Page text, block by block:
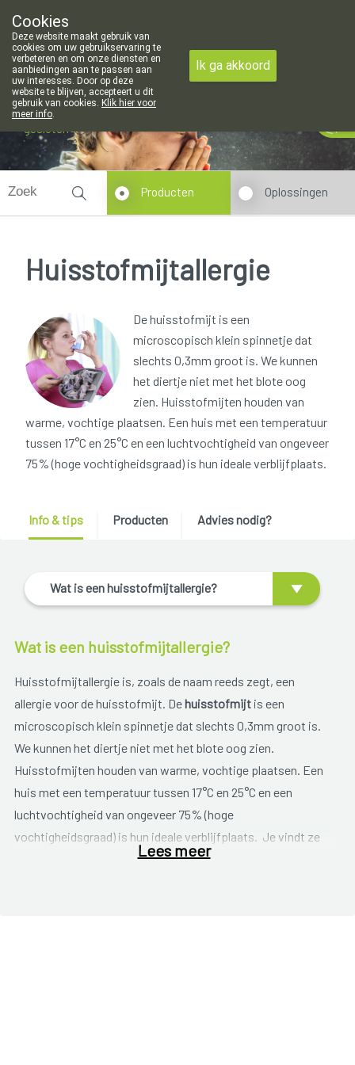
011/340400
gesloten
Producten Oplossingen
Huisstofmijtallergie
De huisstofmijt is een
microscopisch klein spinnetje dat
slechts 0,3mm groot is. We kunnen
het diertje niet met het blote oog
zien. Huisstofmijten houden van
warme, vochtige plaatsen. Een huis met een temperatuur
tussen 17°C en 25°C en een luchtvochtigheid van ongeveer
75% (hoge vochtigheidsgraad) is hun ideale verblijfplaats.
Info & tips Producten Advies nodig?
Wat is een huisstofmijtallergie?
Wat is een huisstofmijtallergie?
Huisstofmijtallergie is, zoals de naam reeds zegt, een
allergie voor de huisstofmijt. Dehuisstofmijtis een
microscopisch klein spinnetje dat slechts 0,3mm groot is.
We kunnen het diertje niet met het blote oog zien.
Huisstofmijten houden van warme, vochtige plaatsen. Een
huis met een temperatuur tussen 17°C en 25°C en een
luchtvochtigheid van ongeveer 75% (hoge
vochtigheidsgraad) is hun ideale verblijfplaats. Je vindt ze
dan ook in elk huis. Ze verschuilen zich het liefst in stoffen
Lees meer
Cookies
Deze website maakt gebruik van
cookies om uw gebruikservaring te
verbeteren en om onze diensten en
aanbiedingen aan te passen aan
uw interesses. Door op deze
website te blijven, accepteert u dit
gebruik van cookies. Klik hier voor
meer info.
Ik ga akkoord